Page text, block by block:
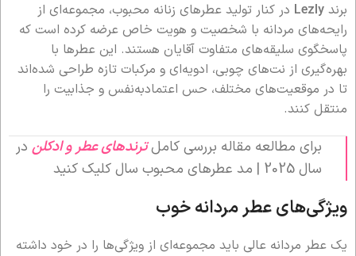
برند Lezly در کنار تولید عطرهای زنانه محبوب، مجموعه‌ای از
رایحه‌های مردانه با شخصیت و هویت خاص عرضه کرده است که
پاسخگوی سلیقه‌های متفاوت آقایان هستند. این عطرها با
بهره‌گیری از نت‌های چوبی، ادویه‌ای و مرکبات تازه طراحی شده‌اند
تا در موقعیت‌های مختلف، حس اعتمادبه‌نفس و جذابیت را
منتقل کنند.
برای مطالعه مقاله بررسی کاملترندهای عطر و ادکلن در
سال 2025 | مد عطرهای محبوب سال کلیک کنید
ویژگی‌های عطر مردانه خوب
یک عطر مردانه عالی باید مجموعه‌ای از ویژگی‌ها را در خود داشته